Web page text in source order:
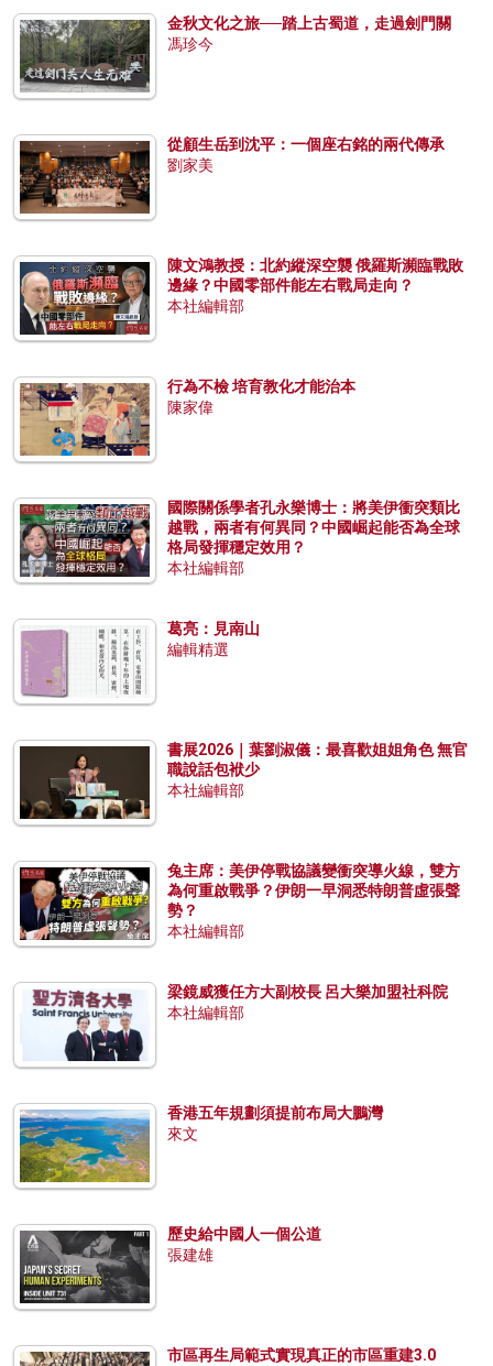
金秋文化之旅──踏上古蜀道，走過劍門關
馮珍今
從顧生岳到沈平：一個座右銘的兩代傳承
劉家美
陳文鴻教授：北約縱深空襲 俄羅斯瀕臨戰敗
邊緣？中國零部件能左右戰局走向？
本社編輯部
行為不檢 培育教化才能治本
陳家偉
國際關係學者孔永樂博士：將美伊衝突類比
越戰，兩者有何異同？中國崛起能否為全球
格局發揮穩定效用？
本社編輯部
葛亮：見南山
編輯精選
書展2026｜葉劉淑儀：最喜歡姐姐角色 無官
職說話包袱少
本社編輯部
兔主席：美伊停戰協議變衝突導火線，雙方
為何重啟戰爭？伊朗一早洞悉特朗普虛張聲
勢？
本社編輯部
梁鏡威獲任方大副校長 呂大樂加盟社科院
本社編輯部
香港五年規劃須提前布局大鵬灣
來文
歷史給中國人一個公道
張建雄
市區再生局範式實現真正的市區重建3.0